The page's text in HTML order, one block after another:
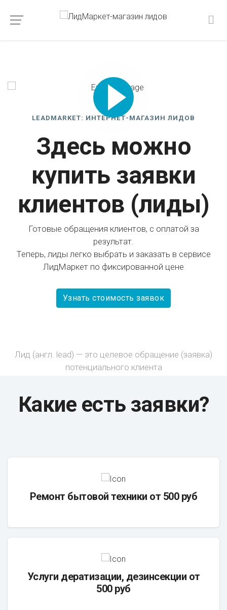
LEADMARKET: ИНТЕРНЕТ-МАГАЗИН ЛИДОВ
Здесь можно
купить заявки
клиентов (лиды)
Готовые обращения клиентов, с оплатой за
результат.
Теперь, лиды легко выбрать и заказать в сервисе
ЛидМаркет по фиксированной цене
Узнать стоимость заявок
Лид (англ. lead) — это целевое обращение (заявка)
потенциального клиента
Какие есть заявки?
Ремонт бытовой техники от 500 руб
Услуги дератизации, дезинсекции от
500 руб